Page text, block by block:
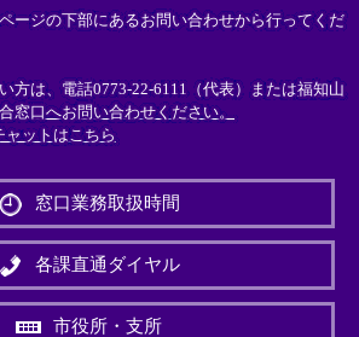
ージの下部にあるお問い合わせから行ってくだ
方は、電話0773-22-6111（代表）または福知山
窓口へお問い合わせください。
ャットはこちら
窓口業務取扱時間
各課直通ダイヤル
市役所・支所